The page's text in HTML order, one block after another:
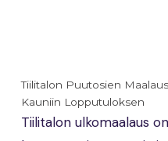
Tiilitalon Puutosien
Kauniin Lopputuloksen
Tiilitalon ulkomaalaus